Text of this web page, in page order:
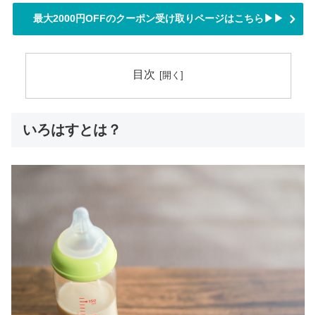
最大2000円OFFのクーポン受け取りページはこちら▶▶
目次
いろはすとは？